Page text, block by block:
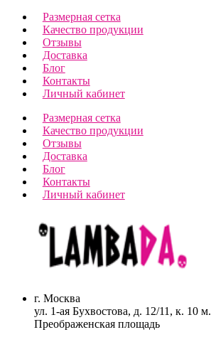
Размерная сетка
Качество продукции
Отзывы
Доставка
Блог
Контакты
Личный кабинет
Размерная сетка
Качество продукции
Отзывы
Доставка
Блог
Контакты
Личный кабинет
г. Москва
ул. 1-ая Бухвостова, д. 12/11, к. 10 м.
Преображенская площадь